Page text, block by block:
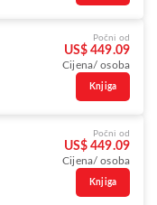
Počni od
US$ 449.09
Cijena/ osoba
Knjiga
Počni od
US$ 449.09
Cijena/ osoba
Knjiga